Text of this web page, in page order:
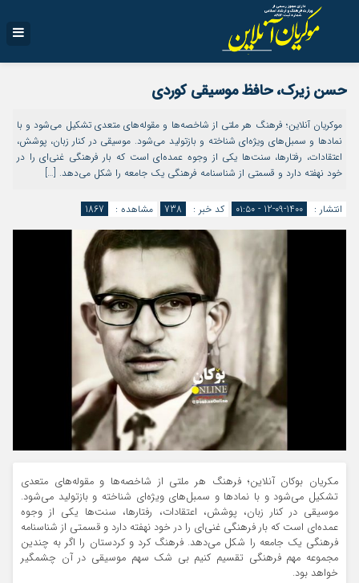
حسن زیرک، حافظ موسیقی کوردی
موکریان آنلاین؛ فرهنگ هر ملتی از شاخصه‌ها و مقوله‌های متعدی تشکیل می‌شود و با
نمادها و سمبل‌های ویژه‌ای شناخته و بازتولید می‌شود. موسیقی در کنار زبان، پوشش،
اعتقادات، ‌رفتارها، سنت‌ها یکی از وجوه عمده‌ای است که بار فرهنگی غنی‌ای را در
خود نهفته دارد و قسمتی از شناسنامه فرهنگی یک جامعه را شکل می‌دهد. […]
انتشار : 1400-09-12 - ۰۱:۵۰ کد خبر : 738 مشاهده : 1867
مکریان بوکان آنلاین؛ فرهنگ هر ملتی از شاخصه‌ها و مقوله‌های متعدی
تشکیل می‌شود و با نمادها و سمبل‌های ویژه‌ای شناخته و بازتولید می‌شود.
موسیقی در کنار زبان، پوشش، اعتقادات، ‌رفتارها، سنت‌ها یکی از وجوه
عمده‌ای است که بار فرهنگی غنی‌ای را در خود نهفته دارد و قسمتی از شناسنامه
فرهنگی یک جامعه را شکل می‌دهد. فرهنگ کرد و کردستان را اگر به چندین
مجموعه مهم فرهنگی تقسیم کنیم بی شک سهم موسیقی در آن چشمگیر
خواهد بود.